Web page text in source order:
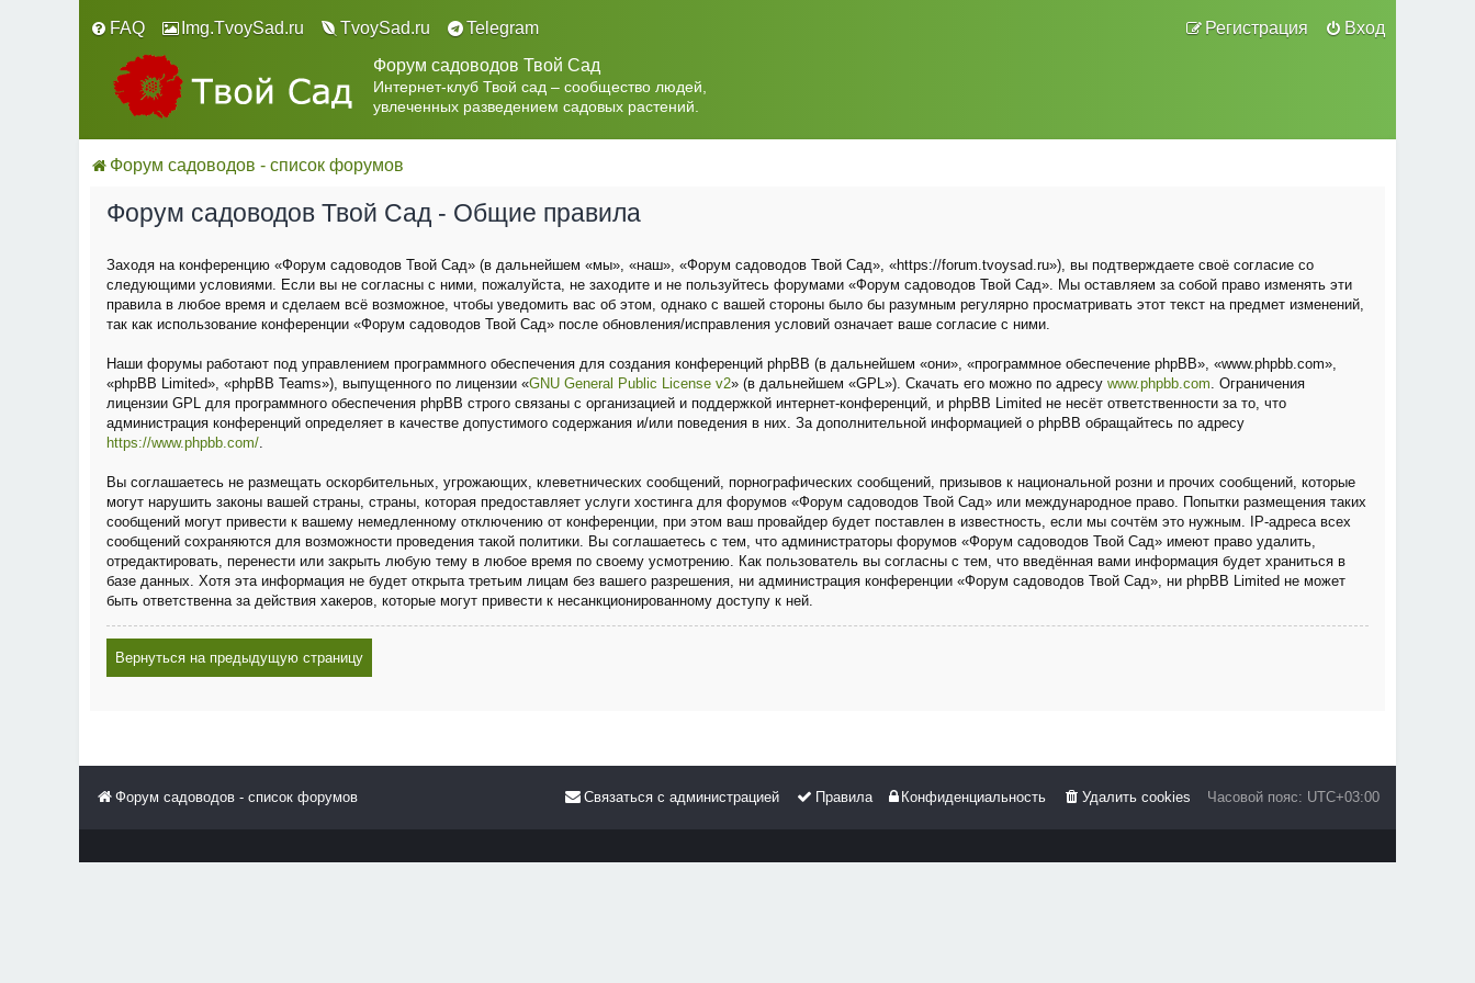
FAQ Вход
Регистрация
Img.TvoySad.ru TvoySad.ru
Telegram
Форум садоводов Твой Сад
Интернет-клуб Твой сад – сообщество людей,
увлеченных разведением садовых растений.
Форум садоводов - список форумов
Форум садоводов Твой Сад - Общие правила
Заходя на конференцию «Форум садоводов Твой Сад» (в дальнейшем «мы», «наш», «Форум садоводов Твой Сад», «https://forum.tvoysad.ru»), вы подтверждаете своё согласие со
следующими условиями. Если вы не согласны с ними, пожалуйста, не заходите и не пользуйтесь форумами «Форум садоводов Твой Сад». Мы оставляем за собой право изменять эти
правила в любое время и сделаем всё возможное, чтобы уведомить вас об этом, однако с вашей стороны было бы разумным регулярно просматривать этот текст на предмет изменений,
так как использование конференции «Форум садоводов Твой Сад» после обновления/исправления условий означает ваше согласие с ними.
Наши форумы работают под управлением программного обеспечения для создания конференций phpBB (в дальнейшем «они», «программное обеспечение phpBB», «www.phpbb.com»,
«phpBB Limited», «phpBB Teams»), выпущенного по лицензии «GNU General Public License v2» (в дальнейшем «GPL»). Скачать его можно по адресу www.phpbb.com. Ограничения
лицензии GPL для программного обеспечения phpBB строго связаны с организацией и поддержкой интернет-конференций, и phpBB Limited не несёт ответственности за то, что
администрация конференций определяет в качестве допустимого содержания и/или поведения в них. За дополнительной информацией о phpBB обращайтесь по адресу
https://www.phpbb.com/.
Вы соглашаетесь не размещать оскорбительных, угрожающих, клеветнических сообщений, порнографических сообщений, призывов к национальной розни и прочих сообщений, которые
могут нарушить законы вашей страны, страны, которая предоставляет услуги хостинга для форумов «Форум садоводов Твой Сад» или международное право. Попытки размещения таких
сообщений могут привести к вашему немедленному отключению от конференции, при этом ваш провайдер будет поставлен в известность, если мы сочтём это нужным. IP-адреса всех
сообщений сохраняются для возможности проведения такой политики. Вы соглашаетесь с тем, что администраторы форумов «Форум садоводов Твой Сад» имеют право удалить,
отредактировать, перенести или закрыть любую тему в любое время по своему усмотрению. Как пользователь вы согласны с тем, что введённая вами информация будет храниться в
базе данных. Хотя эта информация не будет открыта третьим лицам без вашего разрешения, ни администрация конференции «Форум садоводов Твой Сад», ни phpBB Limited не может
быть ответственна за действия хакеров, которые могут привести к несанкционированному доступу к ней.
Вернуться на предыдущую страницу
Форум садоводов - список форумов Часовой пояс: UTC+03:00
Удалить cookies
Конфиденциальность
Правила
Связаться с администрацией